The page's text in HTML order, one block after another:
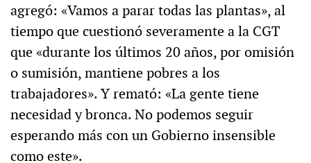
agregó: «Vamos a parar todas las plantas», al
tiempo que cuestionó severamente a la CGT
que «durante los últimos 20 años, por omisión
o sumisión, mantiene pobres a los
trabajadores». Y remató: «La gente tiene
necesidad y bronca. No podemos seguir
esperando más con un Gobierno insensible
como este».